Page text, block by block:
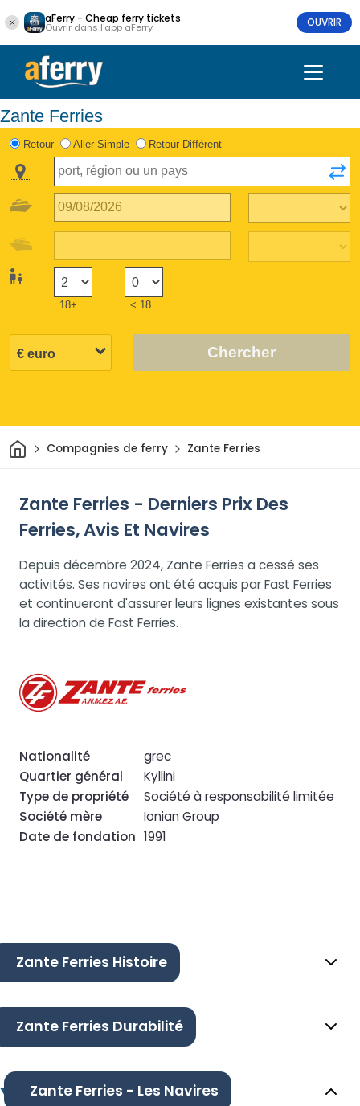
aFerry - Cheap ferry tickets
Ouvrir dans l'app aFerry OUVRIR
Zante Ferries
Retour Aller Simple Retour Différent
18+ < 18
Chercher
Maison
Compagnies de ferry Zante Ferries
Zante Ferries - Derniers Prix Des
Ferries, Avis Et Navires
Depuis décembre 2024, Zante Ferries a cessé ses
activités. Ses navires ont été acquis par Fast Ferries
et continueront d'assurer leurs lignes existantes sous
la direction de Fast Ferries.
Nationalité
grec
Quartier général
Kyllini
Type de propriété
Société à responsabilité limitée
Société mère
Ionian Group
Date de fondation 1991
Zante Ferries Histoire
Zante Ferries Durabilité
Zante Ferries - Les Navires